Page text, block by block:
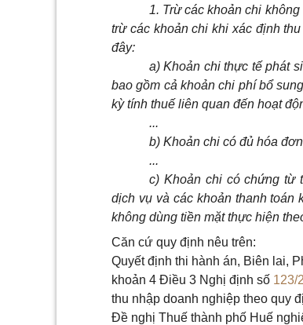
1. Trừ các khoản chi
trừ các khoản chi khi xác định
đây:
a) Khoản chi thực tế phát
bao gồm cả khoản chi phí bổ
kỳ tính thuế liên quan đến hoạt
...
b) Khoản chi có đủ hóa
...
c) Khoản chi có chứng từ
dịch vụ và các khoản thanh toán
không dùng tiền mặt thực hiện
Căn cứ quy định nêu trên:
Quyết định thi hành án, Biên lai,
khoản 4 Điều 3 Nghị định số 123/
thu nhập doanh nghiệp theo quy
Đề nghị Thuế thành phố Huế